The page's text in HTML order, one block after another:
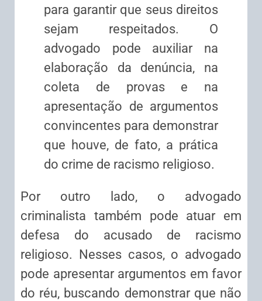
para garantir que seus direitos
sejam respeitados. O
advogado pode auxiliar na
elaboração da denúncia, na
coleta de provas e na
apresentação de argumentos
convincentes para demonstrar
que houve, de fato, a prática
do crime de racismo religioso.
Por outro lado, o advogado
criminalista também pode atuar em
defesa do acusado de racismo
religioso. Nesses casos, o advogado
pode apresentar argumentos em favor
do réu, buscando demonstrar que não